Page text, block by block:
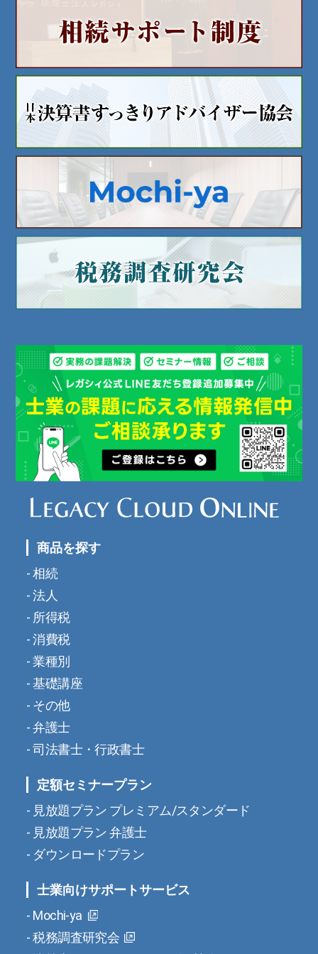
商品を探す
相続
法人
所得税
消費税
業種別
基礎講座
その他
弁護士
司法書士・行政書士
定額セミナープラン
見放題プラン プレミアム/スタンダード
見放題プラン 弁護士
ダウンロードプラン
士業向けサポートサービス
Mochi-ya
税務調査研究会